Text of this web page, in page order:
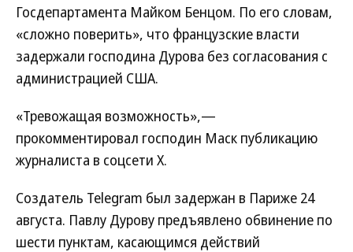
Госдепартамента Майком Бенцом. По его словам,
«сложно поверить», что французские власти
задержали господина Дурова без согласования с
администрацией США.
«Тревожащая возможность»,—
прокомментировал господин Маск публикацию
журналиста в соцсети Х.
Создатель Telegram был задержан в Париже 24
августа. Павлу Дурову предъявлено обвинение по
шести пунктам, касающимся действий